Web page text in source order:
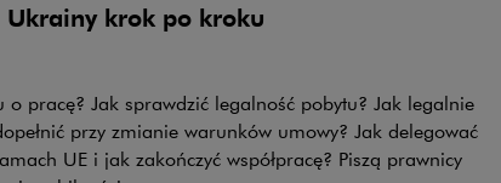
krok po kroku
o pracę? Jak sprawdzić legalność pobytu? Jak legalnie
przy zmianie warunków umowy? Jak delegować
UE i jak zakończyć współpracę? Piszą prawnicy